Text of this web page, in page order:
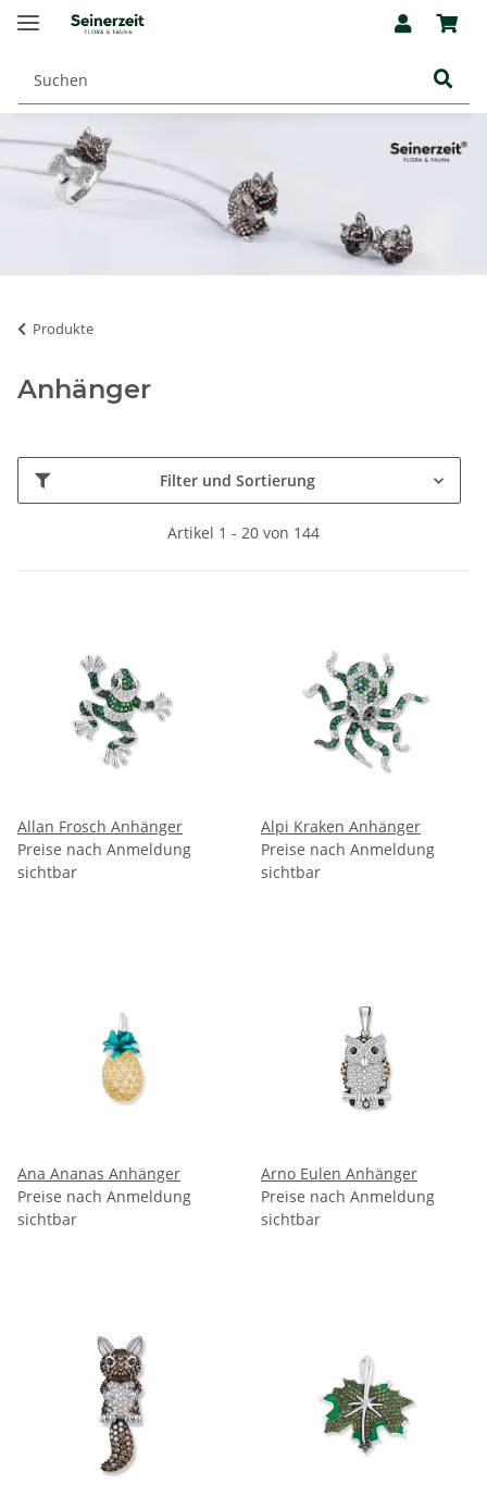
Produkte
Anhänger
Filter und Sortierung
Artikel 1 - 20 von 144
Allan Frosch Anhänger
Preise nach Anmeldung
sichtbar
Alpi Kraken Anhänger
Preise nach Anmeldung
sichtbar
Ana Ananas Anhänger
Preise nach Anmeldung
sichtbar
Arno Eulen Anhänger
Preise nach Anmeldung
sichtbar